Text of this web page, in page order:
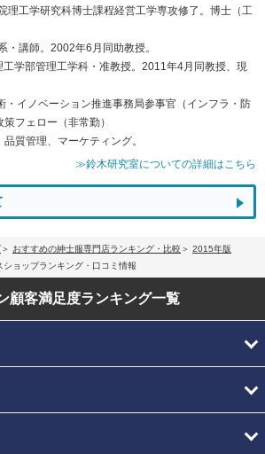
理工学研究科博士課程経営工学専攻修了。博士（工
・講師。2002年6月同助教授。
学部管理工学科・准教授。2011年4月同教授、現
・イノベーション推進事務局参事官（インフラ・防
フェロー（非常勤）
質管理、マーケティング。
≫鈴木研究室についての詳細はこちら
おすすめの紳士服専門店ランキング・比較
2015年版
ョップランキング・口コミ情報
顧客満足度ランキング一覧